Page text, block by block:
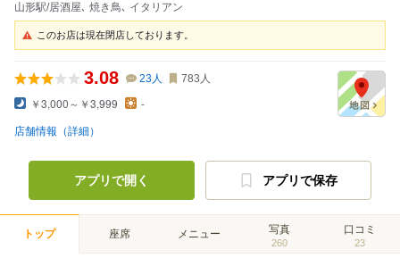
山形駅/居酒屋､ 焼き鳥､ イタリアン
このお店は現在閉店しております。
3.08 23人 783 人
￥3,000～￥3,999 -
店舗情報（詳細）
アプリで開く アプリで保存
トップ 座席 メニュー 写真
260
口コミ
23